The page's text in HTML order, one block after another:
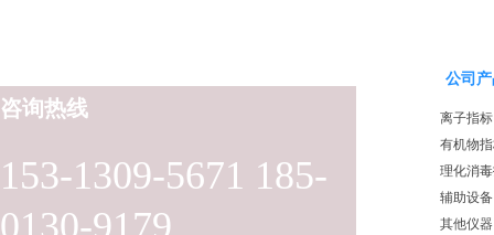
153-1309-5671 185-
0130-9179
咨询热线
公司
离子指标
有机物
理化消
辅助设备
其他仪器